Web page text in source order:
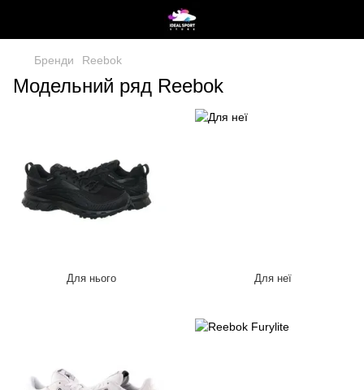
Бренди Reebok
Модельний ряд Reebok
Для нього Для неї